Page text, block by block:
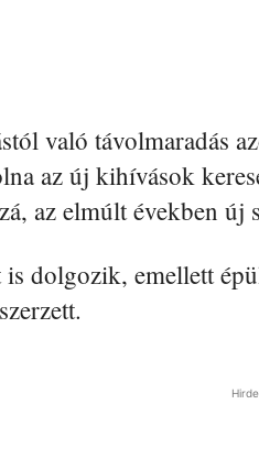
való távolmaradás
az új kihívások
az elmúlt években új
dolgozik, emellett